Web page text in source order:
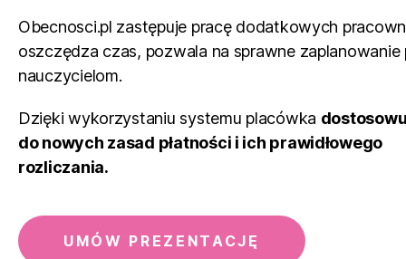
UMÓW PREZENTACJĘ
Obecnosci.pl zastępuje pracę dodatkowych
oszczędza czas, pozwala na sprawne zaplanowanie
nauczycielom.
Dzięki wykorzystaniu systemu placówka
do nowych zasad płatności i ich prawidłowego
rozliczania.
UMÓW PREZENTACJĘ